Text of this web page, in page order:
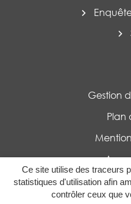
Ce site utilise des traceurs
statistiques d'utilisation afin
contrôler ceux que
Gestion
Plan
Politique de